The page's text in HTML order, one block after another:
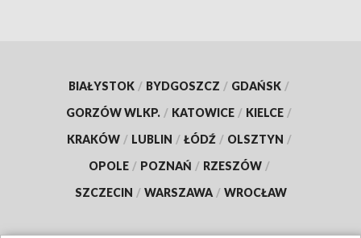
BIAŁYSTOK / BYDGOSZCZ / GDAŃSK /
GORZÓW WLKP. / KATOWICE / KIELCE /
KRAKÓW / LUBLIN / ŁÓDŹ / OLSZTYN /
OPOLE / POZNAŃ / RZESZÓW /
SZCZECIN / WARSZAWA / WROCŁAW